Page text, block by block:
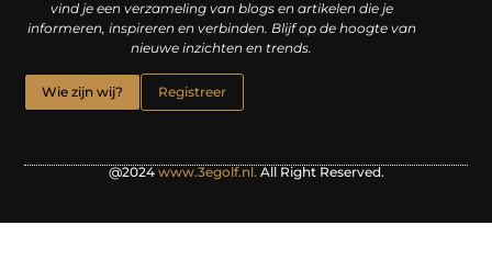
vind je een verzameling van blogs en artikelen die je
informeren, inspireren en verbinden. Blijf op de hoogte van
nieuwe inzichten en trends.
Wie zijn wij? Registreer
@2024www.3egolf.nl.All Right Reserved.